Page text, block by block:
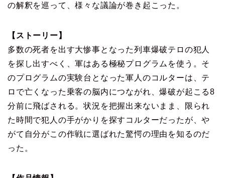
の解釈を巡って、様々な議論が巻き起こった。
【ストーリー】
多数の死者を出す大惨事となった列車爆破テロの犯人
を探し出すべく、軍はある極秘プログラムを使う。そ
のプログラムの実験台となった軍人のコルターは、テ
ロで亡くなった乗客の脳内につながれ、爆破が起こる8
分前に飛ばされる。状況を把握出来ないまま、限られ
た時間で犯人の手がかりを探すコルターだったが、や
がて自分がこの作戦に選ばれた驚愕の理由を知るのだ
った。